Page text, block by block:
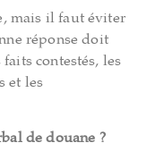
mais il faut éviter
réponse doit
contestés, les
et les
de douane ?